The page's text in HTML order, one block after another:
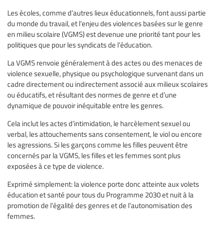
Les écoles, comme d’autres lieux éducationnels, font aussi partie
du monde du travail, et l’enjeu des violences basées sur le genre
en milieu scolaire (VGMS) est devenue une priorité tant pour les
politiques que pour les syndicats de l’éducation.
La VGMS renvoie généralement à des actes ou des menaces de
violence sexuelle, physique ou psychologique survenant dans un
cadre directement ou indirectement associé aux milieux scolaires
ou éducatifs, et résultant des normes de genre et d’une
dynamique de pouvoir inéquitable entre les genres.
Cela inclut les actes d’intimidation, le harcèlement sexuel ou
verbal, les attouchements sans consentement, le viol ou encore
les agressions. Si les garçons comme les filles peuvent être
concernés par la VGMS, les filles et les femmes sont plus
exposées à ce type de violence.
Exprimé simplement: la violence porte donc atteinte aux volets
éducation et santé pour tous du Programme 2030 et nuit à la
promotion de l’égalité des genres et de l’autonomisation des
femmes.